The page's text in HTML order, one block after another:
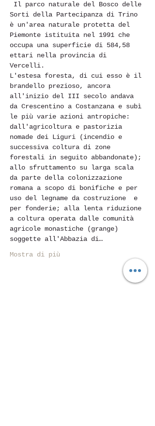
Il parco naturale del Bosco delle
Sorti della Partecipanza di Trino
è un'area naturale protetta del
Piemonte istituita nel 1991 che
occupa una superficie di 584,58
ettari nella provincia di
Vercelli.
L'estesa foresta, di cui esso è il
brandello prezioso, ancora
all'inizio del III secolo andava
da Crescentino a Costanzana e subì
le più varie azioni antropiche:
dall'agricoltura e pastorizia
nomade dei Liguri (incendio e
successiva coltura di zone
forestali in seguito abbandonate);
allo sfruttamento su larga scala
da parte della colonizzazione
romana a scopo di bonifiche e per
uso del legname da costruzione  e
per fonderie; alla lenta riduzione
a coltura operata dalle comunità
agricole monastiche (grange)
soggette all'Abbazia di…
Mostra di più